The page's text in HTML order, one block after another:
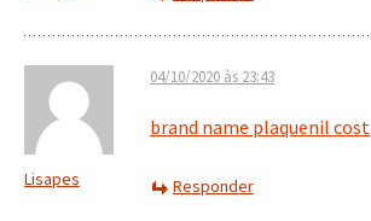
Lisapes
04/10/2020 às 23:43
brand name plaquenil cost
Responder